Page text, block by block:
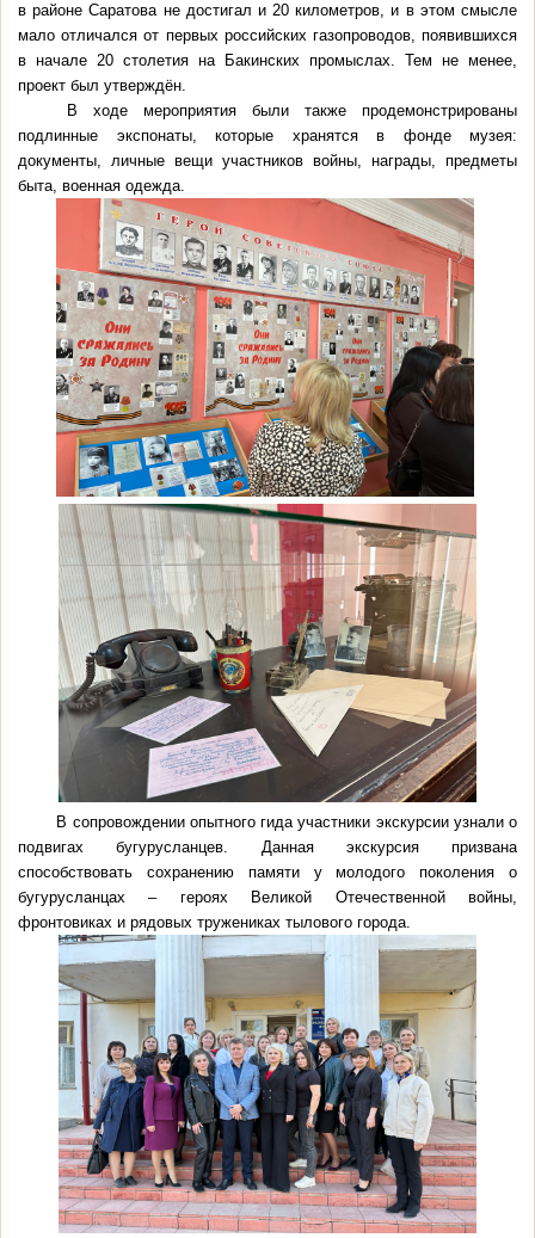
в районе Саратова не достигал и 20 километров, и в этом смысле
мало отличался от первых российских газопроводов, появившихся
в начале 20 столетия на Бакинских промыслах. Тем не менее,
проект был утверждён.
В ходе мероприятия были также продемонстрированы
подлинные экспонаты, которые хранятся в фонде музея:
документы, личные вещи участников войны, награды, предметы
быта, военная одежда.
В сопровождении опытного гида участники экскурсии узнали о
подвигах бугурусланцев. Данная экскурсия призвана
способствовать сохранению памяти у молодого поколения о
бугурусланцах – героях Великой Отечественной войны,
фронтовиках и рядовых тружениках тылового города.